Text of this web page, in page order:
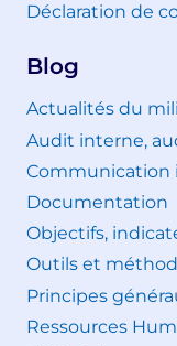
Déclaration de
Blog
Actualités du
Audit interne,
Communication
Documentation
Objectifs,
Outils et
Principes
Ressources